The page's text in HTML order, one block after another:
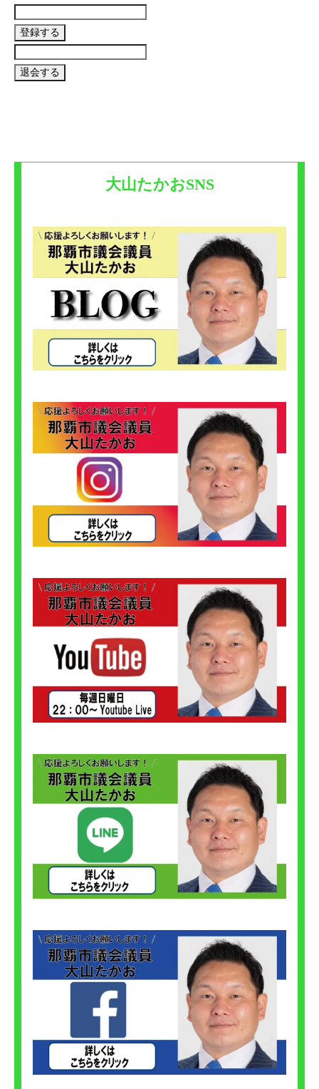
大山たかおSNS